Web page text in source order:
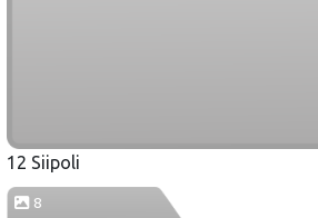
12 Siipoli
8